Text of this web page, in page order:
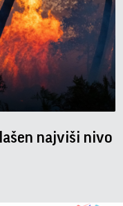
najviši nivo